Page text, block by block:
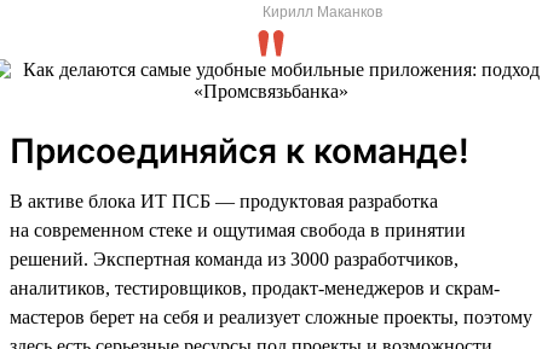
Кирилл Маканков
Присоединяйся к команде!
В активе блока ИТ ПСБ — продуктовая разработка
на современном стеке и ощутимая свобода в принятии
решений. Экспертная команда из 3000 разработчиков,
аналитиков, тестировщиков, продакт-менеджеров и скрам-
мастеров берет на себя и реализует сложные проекты, поэтому